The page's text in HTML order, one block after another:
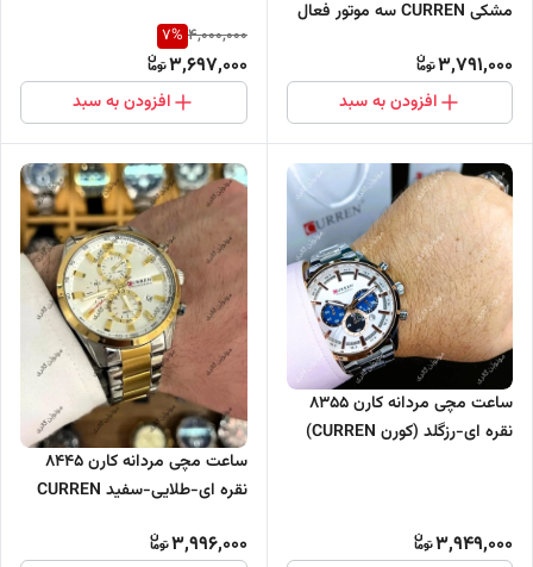
مشکی CURREN سه موتور فعال
3,791,000
افزودن به سبد
4,000,000
7%
3,697,000
افزودن به سبد
ساعت مچی مردانه کارن 8355
نقره ای-رزگلد (کورن CURREN)
3,949,000
ساعت مچی مردانه کارن 8445
نقره ای-طلایی-سفید CURREN
3,996,000